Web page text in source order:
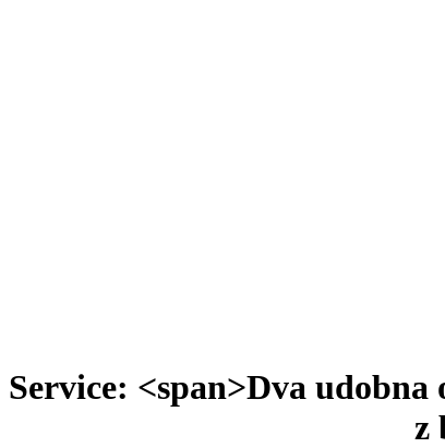
Service: <span>Dva udobna
z